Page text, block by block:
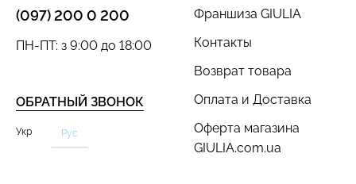
Франшиза GIULIA
Контакты
Возврат товара
Оплата и Доставка
Оферта магазина
GIULIA.com.ua
(097) 200 0 200
ОБРАТНЫЙ ЗВОНОК
ПН-ПТ: з 9:00 до 18:00
Укр Рус
SHAPEWEAR nude
TRACKS SHAPE black